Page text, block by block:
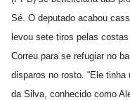
Sé. O deputado acabou
levou sete tiros pelas
Correu para se refugiar no
disparos no rosto. “Ele
da Silva, conhecido como